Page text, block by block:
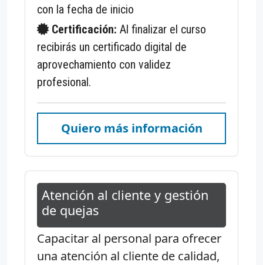
con la fecha de inicio
Certificación: Al finalizar el curso
recibirás un certificado digital de
aprovechamiento con validez
profesional.
Quiero más información
Atención al cliente y gestión
de quejas
Capacitar al personal para ofrecer
una atención al cliente de calidad,